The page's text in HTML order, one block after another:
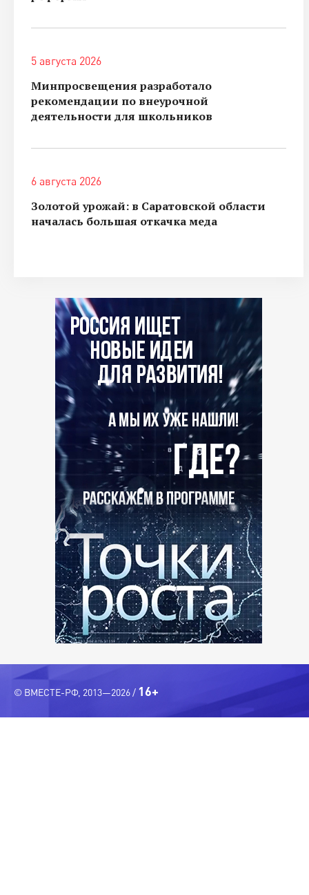
5 августа 2026
Минпросвещения разработало
рекомендации по внеурочной
деятельности для школьников
6 августа 2026
Золотой урожай: в Саратовской области
началась большая откачка меда
© ВМЕСТЕ-РФ, 2013—2026 / 16+